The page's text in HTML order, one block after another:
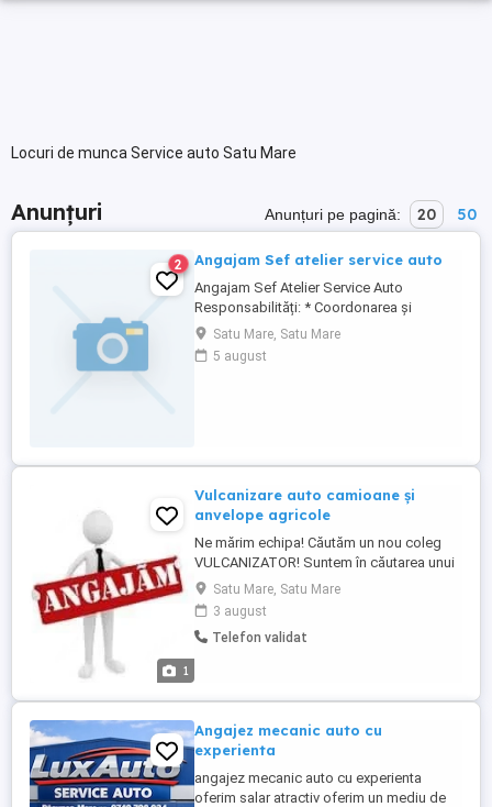
Locuri de munca Service auto Satu Mare
Anunțuri Anunțuri pe pagină: 20 50
2 Angajam Sef atelier service auto
Angajam Sef Atelier Service Auto
Responsabilități: * Coordonarea și
supervizarea activității echipei de
mecanici auto. * Planificarea și
gestionarea fluxului de lucru în atelier. *
Satu Mare, Satu Mare
5 august
1
Vulcanizare auto camioane și
anvelope agricole
Ne mărim echipa! Căutăm un nou coleg
VULCANIZATOR! Suntem în căutarea unui
vulcanizator pasionat și dedicat, care să
se alăture echipei noastre. Dacă ai
experiență în domeniu și îți dorești un loc
de muncă stabil, acest anunț este pentru
Satu Mare, Satu Mare
3 august
Telefon validat
Angajez mecanic auto cu
experienta
angajez mecanic auto cu experienta
oferim salar atractiv oferim un mediu de